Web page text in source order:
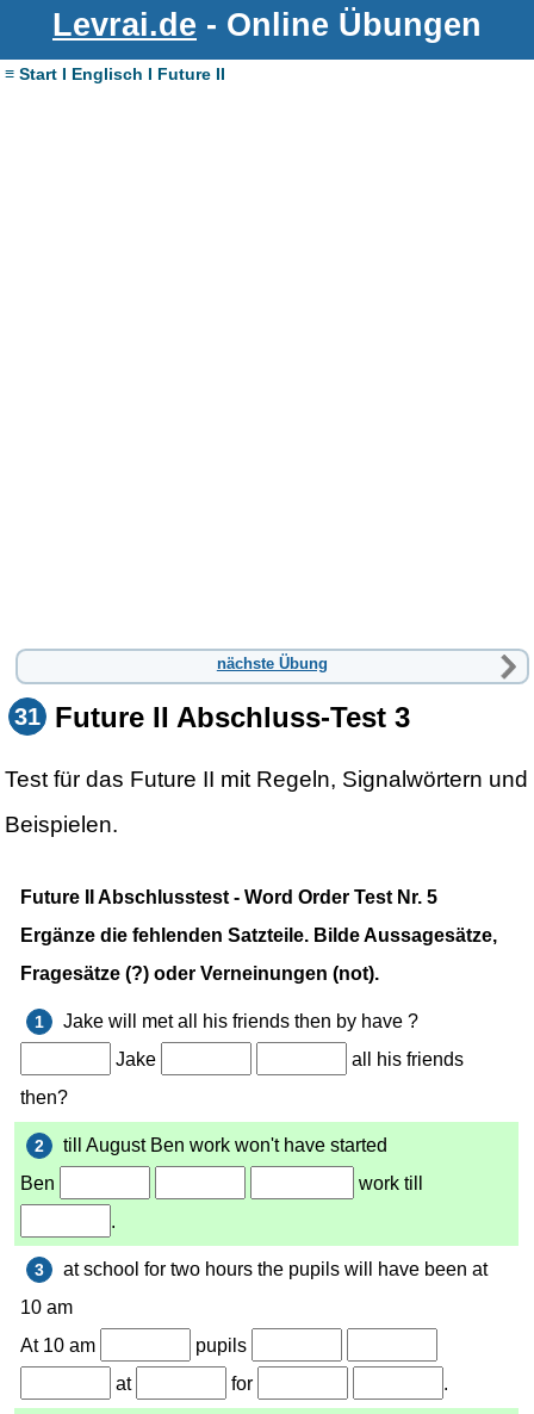
Levrai.de - Online Übungen
≡ Start I Englisch I Future II
nächste Übung
31 Future II Abschluss-Test 3
Test für das Future II mit Regeln, Signalwörtern und
Beispielen.